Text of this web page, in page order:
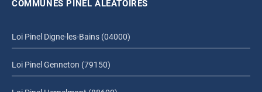
COMMUNES PINEL ALÉATOIRES
Loi Pinel Digne-les-Bains (04000)
Loi Pinel Genneton (79150)